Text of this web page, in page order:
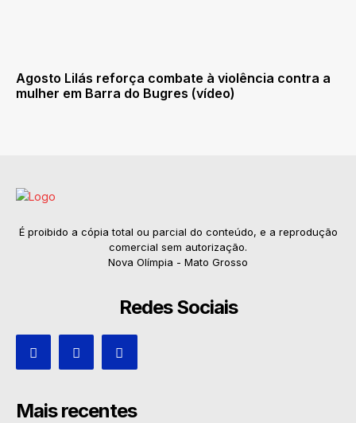
Agosto Lilás reforça combate à violência contra a
mulher em Barra do Bugres (vídeo)
É proibido a cópia total ou parcial do conteúdo, e a reprodução
comercial sem autorização.
Nova Olímpia - Mato Grosso
Redes Sociais
Mais recentes